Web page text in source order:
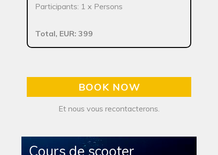
Participants: 1 x Persons
Total, EUR: 399
BOOK NOW
Et nous vous recontacterons.
Cours de scooter